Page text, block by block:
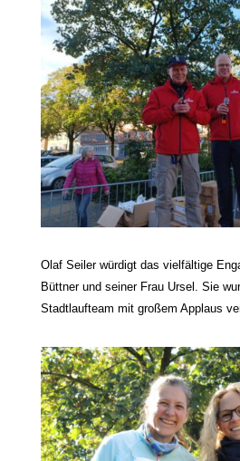
Olaf Seiler würdigt das vielfältige
Büttner und seiner Frau Ursel. Sie
Stadtlaufteam mit großem Applaus